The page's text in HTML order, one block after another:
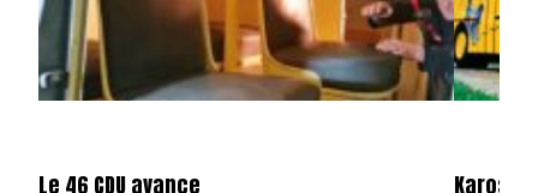
Le 46 CDU avance Karosa